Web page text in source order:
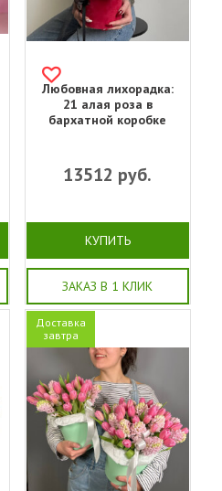
Любовная лихорадка:
21 алая роза в
бархатной коробке
13512 руб.
КУПИТЬ
ЗАКАЗ В 1 КЛИК
Доставка
завтра